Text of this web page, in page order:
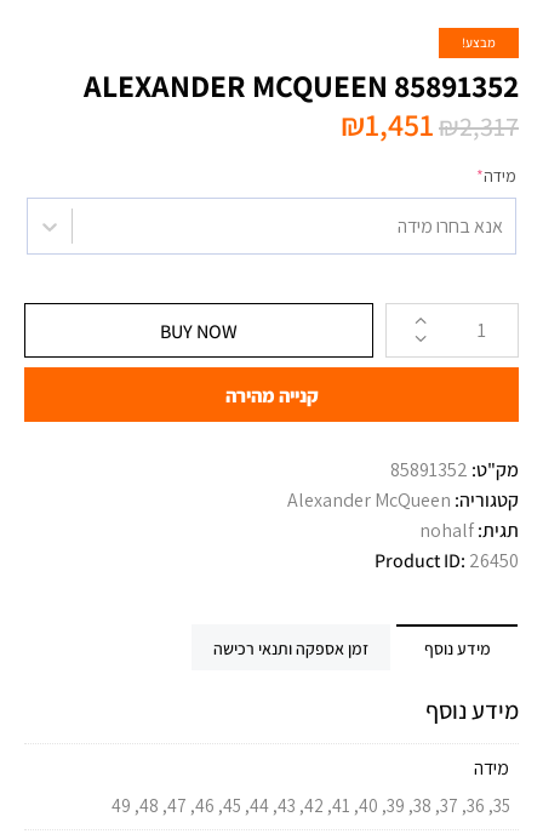
מבצע!
ALEXANDER MCQUEEN 85891352
₪2,317
₪1,451
מידה*
אנא בחרו מידה
BUY NOW
קנייה מהירה
מק"ט: 85891352
קטגוריה: Alexander McQueen
תגית:nohalf
Product ID: 26450
מידע נוסף זמן אספקה ותנאי רכישה
מידע נוסף
מידה
35, 36, 37, 38, 39, 40, 41, 42, 43, 44, 45, 46, 47, 48, 49